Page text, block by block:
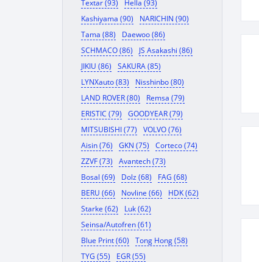
Textar (93)
Hella (93)
Kashiyama (90)
NARICHIN (90)
Tama (88)
Daewoo (86)
SCHMACO (86)
JS Asakashi (86)
JIKIU (86)
SAKURA (85)
LYNXauto (83)
Nisshinbo (80)
LAND ROVER (80)
Remsa (79)
ERISTIC (79)
GOODYEAR (79)
MITSUBISHI (77)
VOLVO (76)
Aisin (76)
GKN (75)
Corteco (74)
ZZVF (73)
Avantech (73)
Bosal (69)
Dolz (68)
FAG (68)
BERU (66)
Novline (66)
HDK (62)
Starke (62)
Luk (62)
Seinsa/Autofren (61)
Blue Print (60)
Tong Hong (58)
TYG (55)
EGR (55)